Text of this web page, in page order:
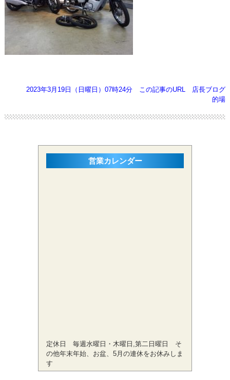
2023年3月19日（日曜日）07時24分 この記事のURL
店長ブログ
的場
営業カレンダー
定休日 毎週水曜日・木曜日,第二日曜日 そ
の他年末年始、お盆、5月の連休をお休みしま
す